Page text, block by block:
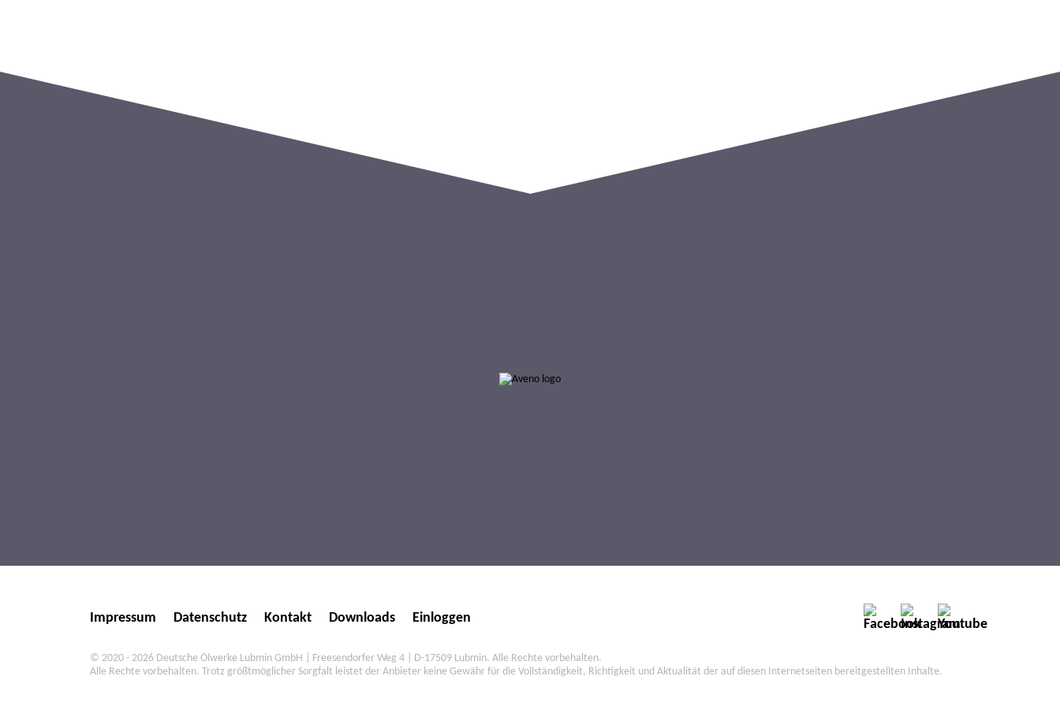
Impressum Datenschutz Kontakt Downloads Einloggen
© 2020 - 2026 Deutsche Ölwerke Lubmin GmbH | Freesendorfer Weg 4 | D-17509 Lubmin. Alle Rechte vorbehalten.
Alle Rechte vorbehalten. Trotz größtmöglicher Sorgfalt leistet der Anbieter keine Gewähr für die Vollständigkeit, Richtigkeit und Aktualität der auf diesen Internetseiten bereitgestellten Inhalte.